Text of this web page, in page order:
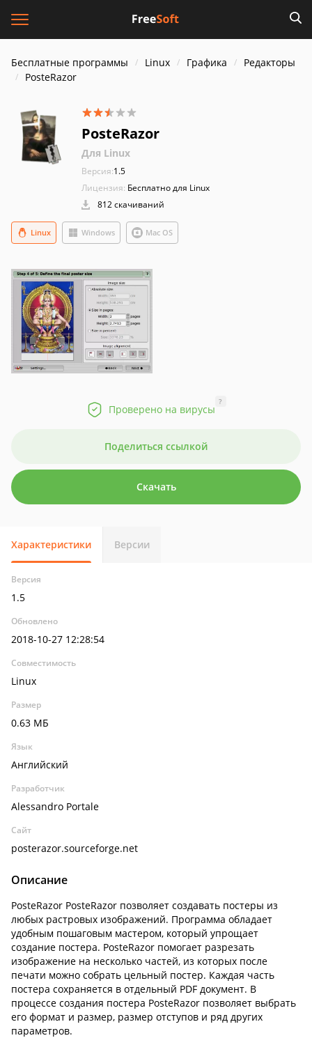
Бесплатные программы Linux Графика
Редакторы
PosteRazor
PosteRazor
Для Linux
Версия:1.5
Лицензия: Бесплатно для Linux
812 скачиваний
Windows
Linux Mac OS
Проверено на вирусы
?
Поделиться ссылкой
Скачать
Характеристики Версии
Версия
1.5
Обновлено
2018-10-27 12:28:54
Совместимость
Linux
Размер
0.63 МБ
Язык
Английский
Разработчик
Alessandro Portale
Сайт
posterazor.sourceforge.net
Описание
PosteRazor PosteRazor позволяет создавать постеры из
любых растровых изображений. Программа обладает
удобным пошаговым мастером, который упрощает
создание постера. PosteRazor помогает разрезать
изображение на несколько частей, из которых после
печати можно собрать цельный постер. Каждая часть
постера сохраняется в отдельный PDF документ. В
процессе создания постера PosteRazor позволяет выбрать
его формат и размер, размер отступов и ряд других
параметров.